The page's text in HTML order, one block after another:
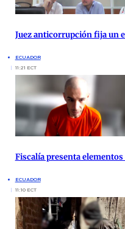
Juez anticorrupción fija un
ECUADOR
11:21 ECT
Fiscalía presenta
ECUADOR
11:10 ECT